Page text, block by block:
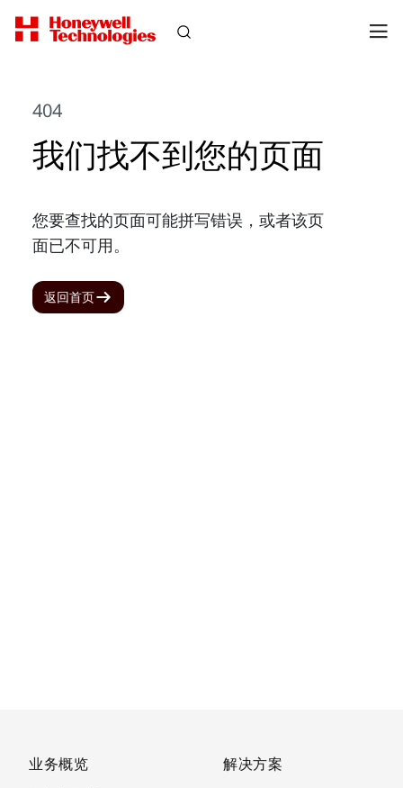
404
我们找不到您的页面
您要查找的页面可能拼写错误，或者该页
面已不可用。
返回首页
业务概览
解决方案